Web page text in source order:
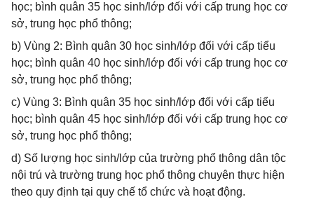
học; bình quân 35 học sinh/lớp đối với cấp trung học cơ
sở, trung học phổ thông;
b) Vùng 2: Bình quân 30 học sinh/lớp đối với cấp tiểu
học; bình quân 40 học sinh/lớp đối với cấp trung học cơ
sở, trung học phổ thông;
c) Vùng 3: Bình quân 35 học sinh/lớp đối với cấp tiểu
học; bình quân 45 học sinh/lớp đối với cấp trung học cơ
sở, trung học phổ thông;
d) Số lượng học sinh/lớp của trường phổ thông dân tộc
nội trú và trường trung học phổ thông chuyên thực hiện
theo quy định tại quy chế tổ chức và hoạt động.